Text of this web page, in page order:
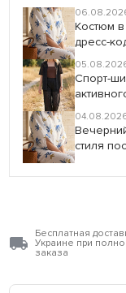
Костюм
дресс-
Спорт-
стиля
Бесплатная
Украине при
заказа